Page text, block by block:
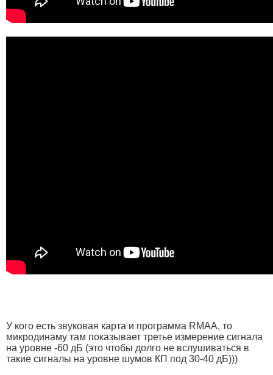
У кого есть звуковая карта и программа RMAA, то
микродинаму там показывает третье измерение сигнала
на уровне -60 дБ (это чтобы долго не вслушиваться в
такие сигналы на уровне шумов КП под 30-40 дБ)))